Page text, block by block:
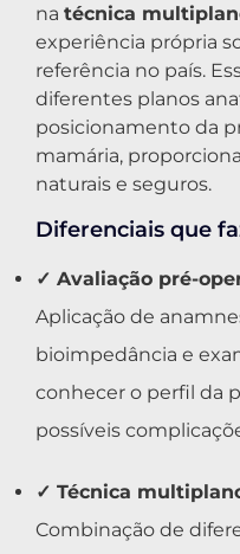
na técnica
experiência própria
referência no país.
diferentes planos
posicionamento da
mamária,
naturais e seguros.
Diferenciais que
✓ Avaliação pré-
Aplicação de
bioimpedância e
conhecer o perfil da
possíveis
✓ Técnica
Combinação de